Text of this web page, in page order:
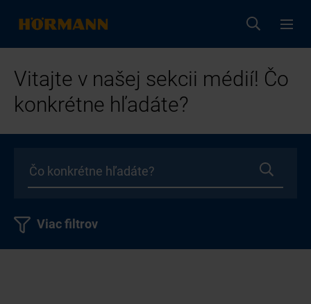
Vitajte v našej sekcii médií! Čo
konkrétne hľadáte?
Viac filtrov